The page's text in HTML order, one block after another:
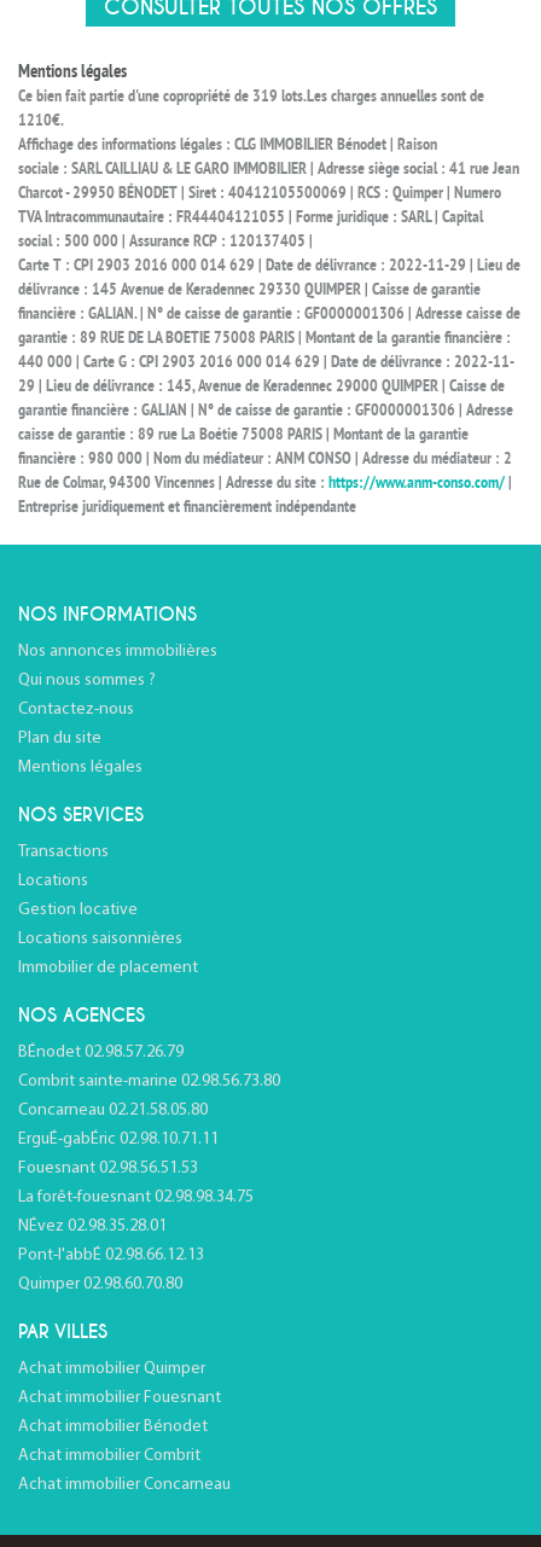
CONSULTER TOUTES NOS OFFRES
Mentions légales
Ce bien fait partie d'une copropriété de 319 lots.Les charges annuelles sont de
1210€.
Affichage des informations légales : CLG IMMOBILIER Bénodet | Raison
sociale : SARL CAILLIAU & LE GARO IMMOBILIER | Adresse siège social : 41 rue Jean
Charcot - 29950 BÉNODET | Siret : 40412105500069 | RCS : Quimper | Numero
TVA Intracommunautaire : FR44404121055 | Forme juridique : SARL | Capital
social : 500 000 | Assurance RCP : 120137405 |
Carte T : CPI 2903 2016 000 014 629 | Date de délivrance : 2022-11-29 | Lieu de
délivrance : 145 Avenue de Keradennec 29330 QUIMPER | Caisse de garantie
financière : GALIAN. | N° de caisse de garantie : GF0000001306 | Adresse caisse de
garantie : 89 RUE DE LA BOETIE 75008 PARIS | Montant de la garantie financière :
440 000 | Carte G : CPI 2903 2016 000 014 629 | Date de délivrance : 2022-11-
29 | Lieu de délivrance : 145, Avenue de Keradennec 29000 QUIMPER | Caisse de
garantie financière : GALIAN | N° de caisse de garantie : GF0000001306 | Adresse
caisse de garantie : 89 rue La Boétie 75008 PARIS | Montant de la garantie
financière : 980 000 | Nom du médiateur : ANM CONSO | Adresse du médiateur : 2
Rue de Colmar, 94300 Vincennes | Adresse du site : https://www.anm-conso.com/
Entreprise juridiquement et financièrement indépendante
NOS INFORMATIONS
Nos annonces immobilières
Qui nous sommes ?
Contactez-nous
Plan du site
Mentions légales
NOS SERVICES
Transactions
Locations
Gestion locative
Locations saisonnières
Immobilier de placement
NOS AGENCES
BÉnodet 02.98.57.26.79
Combrit sainte-marine 02.98.56.73.80
Concarneau 02.21.58.05.80
ErguÉ-gabÉric 02.98.10.71.11
Fouesnant 02.98.56.51.53
La forêt-fouesnant 02.98.98.34.75
NÉvez 02.98.35.28.01
Pont-l'abbÉ 02.98.66.12.13
Quimper 02.98.60.70.80
PAR VILLES
Achat immobilier Quimper
Achat immobilier Fouesnant
Achat immobilier Bénodet
Achat immobilier Combrit
Achat immobilier Concarneau